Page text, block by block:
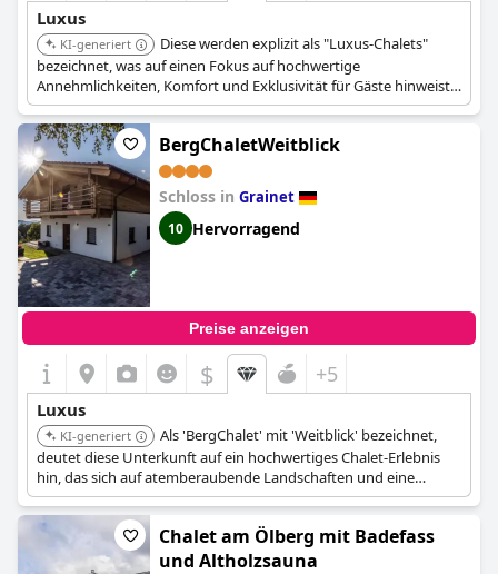
Luxus
KI-generiert
Diese werden explizit als "Luxus-Chalets"
bezeichnet, was auf einen Fokus auf hochwertige
Annehmlichkeiten, Komfort und Exklusivität für Gäste hinweist,
die einen opulenten Rückzugsort im Ferienhausformat suchen.
BergChaletWeitblick
Schloss in Grainet
10 Hervorragend
Preise anzeigen
$ +5
Luxus
KI-generiert
Als 'BergChalet' mit 'Weitblick' bezeichnet,
deutet diese Unterkunft auf ein hochwertiges Chalet-Erlebnis
hin, das sich auf atemberaubende Landschaften und eine
Bergretreat-Atmosphäre konzentriert, was auf eine luxuriöse
und exklusive Umgebung hindeutet.
Chalet am Ölberg mit Badefass
und Altholzsauna